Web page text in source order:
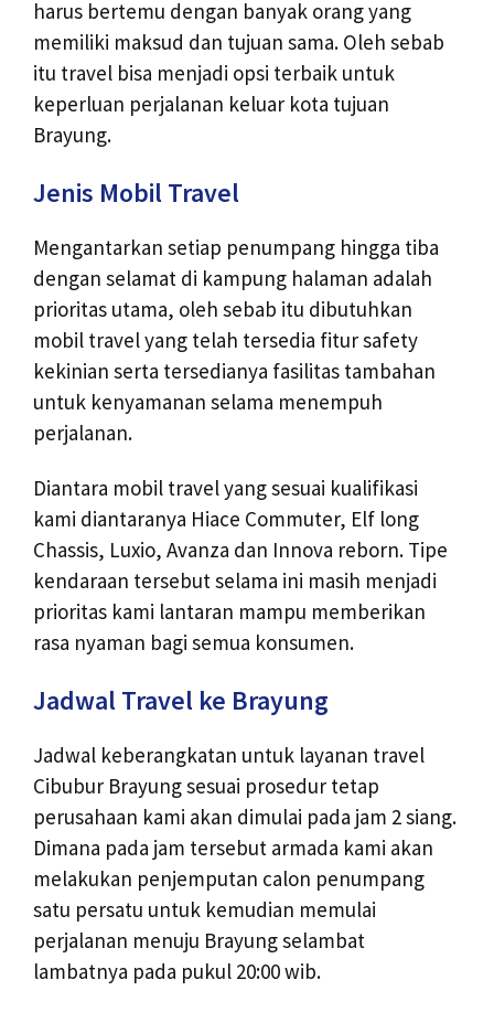
harus bertemu dengan banyak orang yang
memiliki maksud dan tujuan sama. Oleh sebab
itu travel bisa menjadi opsi terbaik untuk
keperluan perjalanan keluar kota tujuan
Brayung.
Jenis Mobil Travel
Mengantarkan setiap penumpang hingga tiba
dengan selamat di kampung halaman adalah
prioritas utama, oleh sebab itu dibutuhkan
mobil travel yang telah tersedia fitur safety
kekinian serta tersedianya fasilitas tambahan
untuk kenyamanan selama menempuh
perjalanan.
Diantara mobil travel yang sesuai kualifikasi
kami diantaranya Hiace Commuter, Elf long
Chassis, Luxio, Avanza dan Innova reborn. Tipe
kendaraan tersebut selama ini masih menjadi
prioritas kami lantaran mampu memberikan
rasa nyaman bagi semua konsumen.
Jadwal Travel ke Brayung
Jadwal keberangkatan untuk layanan travel
Cibubur Brayung sesuai prosedur tetap
perusahaan kami akan dimulai pada jam 2 siang.
Dimana pada jam tersebut armada kami akan
melakukan penjemputan calon penumpang
satu persatu untuk kemudian memulai
perjalanan menuju Brayung selambat
lambatnya pada pukul 20:00 wib.